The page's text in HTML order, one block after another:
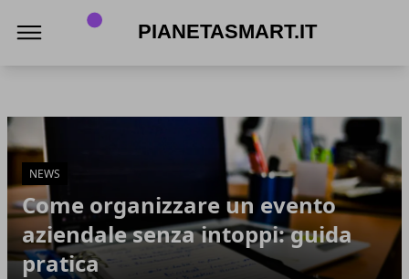
Articoli in Evidenza
NEWS
Come organizzare un evento
aziendale senza intoppi: guida
pratica